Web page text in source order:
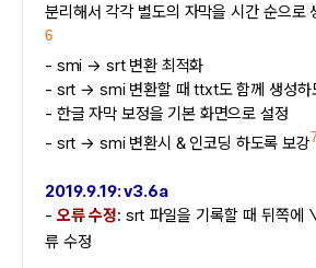
분리해서 각각 별도의 자막을 시간 순으로
6
- smi → srt 변환 최적화
- srt → smi 변환할 때 ttxt도 함께 생성하
- 한글 자막 보정을 기본 화면으로 설정
- srt → smi 변환시 & 인코딩 하도록 보강
2019.9.19: v3.6a
-오류 수정: srt 파일을 기록할 때 뒤쪽에
류 수정